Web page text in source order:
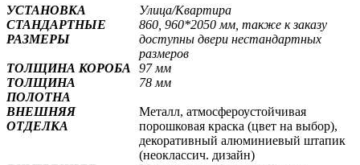
УСТАНОВКА
Улица/Квартира
СТАНДАРТНЫЕ
РАЗМЕРЫ
860, 960*2050 мм, также к заказу
доступны двери нестандартных
размеров
ТОЛЩИНА КОРОБА
97 мм
ТОЛЩИНА
ПОЛОТНА
78 мм
ВНЕШНЯЯ
ОТДЕЛКА
Металл, атмосфероустойчивая
порошковая краска (цвет на выбор),
декоративный алюминиевый штапик
(неоклассич. дизайн)